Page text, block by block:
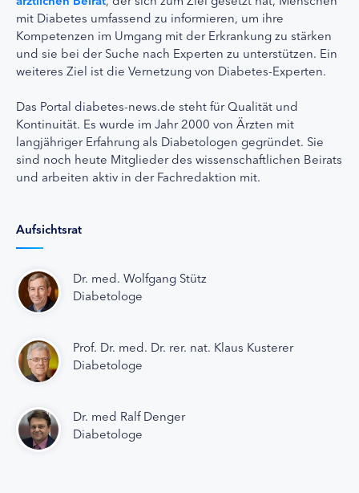
mit Diabetes umfassend zu informieren, um ihre
Kompetenzen im Umgang mit der Erkrankung zu stärken
und sie bei der Suche nach Experten zu unterstützen. Ein
weiteres Ziel ist die Vernetzung von Diabetes-Experten.
Das Portal diabetes-news.de steht für Qualität und
Kontinuität. Es wurde im Jahr 2000 von Ärzten mit
langjähriger Erfahrung als Diabetologen gegründet. Sie
sind noch heute Mitglieder des wissenschaftlichen Beirats
und arbeiten aktiv in der Fachredaktion mit.
Aufsichtsrat
Dr. med. Wolfgang Stütz
Diabetologe
Prof. Dr. med. Dr. rer. nat. Klaus Kusterer
Diabetologe
Dr. med Ralf Denger
Diabetologe